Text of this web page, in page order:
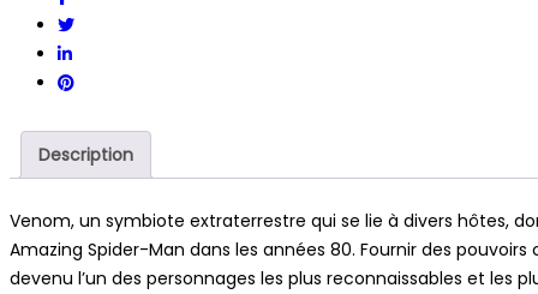
Description
Venom, un symbiote extraterrestre qui se lie à divers hôtes,
Amazing Spider-Man dans les années 80. Fournir des
devenu l’un des personnages les plus reconnaissables et les